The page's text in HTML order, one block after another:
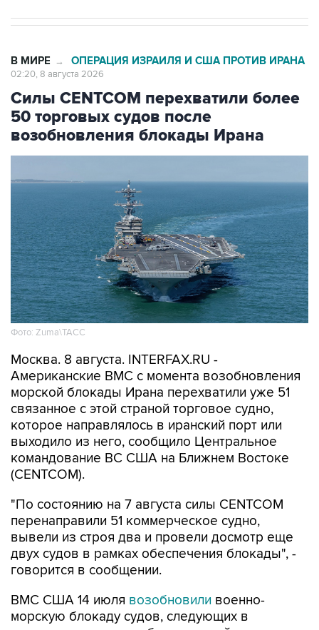
В МИРЕ → ОПЕРАЦИЯ ИЗРАИЛЯ И США ПРОТИВ ИРАНА
02:20, 8 августа 2026
Силы CENTCOM перехватили более
50 торговых судов после
возобновления блокады Ирана
Фото: Zuma\ТАСС
Москва. 8 августа. INTERFAX.RU -
Американские ВМС с момента возобновления
морской блокады Ирана перехватили уже 51
связанное с этой страной торговое судно,
которое направлялось в иранский порт или
выходило из него, сообщило Центральное
командование ВС США на Ближнем Востоке
(CENTCOM).
"По состоянию на 7 августа силы CENTCOM
перенаправили 51 коммерческое судно,
вывели из строя два и провели досмотр еще
двух судов в рамках обеспечения блокады", -
говорится в сообщении.
ВМС США 14 июля возобновили военно-
морскую блокаду судов, следующих в